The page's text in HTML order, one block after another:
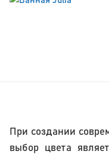
При создании
выбор цвета